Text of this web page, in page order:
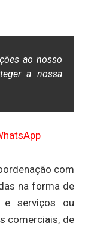
ao nosso
a nossa
com
na forma de
e serviços ou
comerciais, de